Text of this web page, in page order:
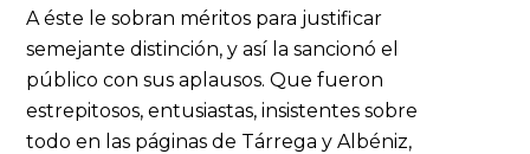
A éste le sobran méritos para justificar
semejante distinción, y así la sancionó el
público con sus aplausos. Que fueron
estrepitosos, entusiastas, insistentes sobre
todo en las páginas de Tárrega y Albéniz,